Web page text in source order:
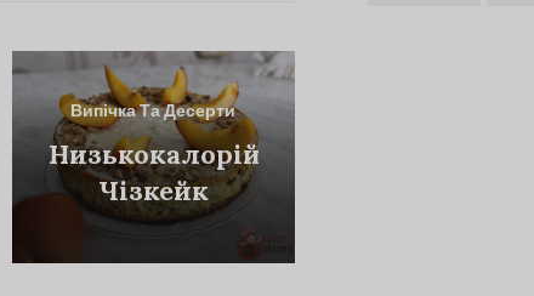
Випічка Та Десерти
Низькокалорійний
Чізкейк